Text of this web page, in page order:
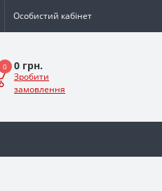
Особистий кабінет
0 0 грн.
Зробити
замовлення